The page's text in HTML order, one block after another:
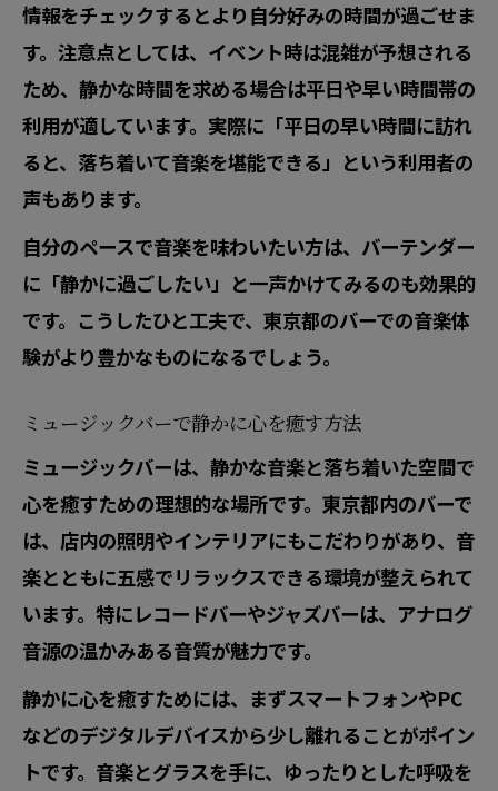
情報をチェックするとより自分好みの時間が過ごせま
す。注意点としては、イベント時は混雑が予想される
ため、静かな時間を求める場合は平日や早い時間帯の
利用が適しています。実際に「平日の早い時間に訪れ
ると、落ち着いて音楽を堪能できる」という利用者の
声もあります。
自分のペースで音楽を味わいたい方は、バーテンダー
に「静かに過ごしたい」と一声かけてみるのも効果的
です。こうしたひと工夫で、東京都のバーでの音楽体
験がより豊かなものになるでしょう。
ミュージックバーで静かに心を癒す方法
ミュージックバーは、静かな音楽と落ち着いた空間で
心を癒すための理想的な場所です。東京都内のバーで
は、店内の照明やインテリアにもこだわりがあり、音
楽とともに五感でリラックスできる環境が整えられて
います。特にレコードバーやジャズバーは、アナログ
音源の温かみある音質が魅力です。
静かに心を癒すためには、まずスマートフォンやPC
などのデジタルデバイスから少し離れることがポイン
トです。音楽とグラスを手に、ゆったりとした呼吸を